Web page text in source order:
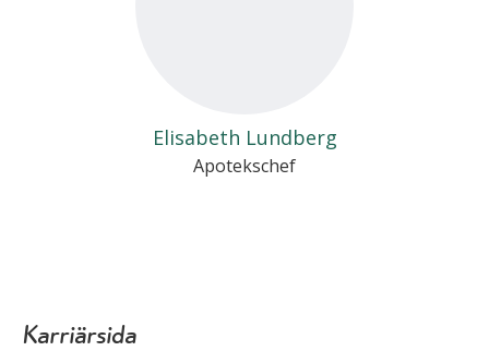
Elisabeth Lundberg
Apotekschef
Karriärsida